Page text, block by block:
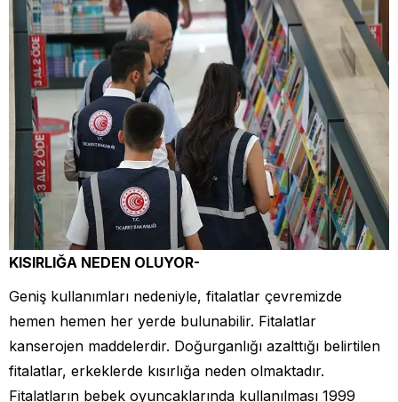
KISIRLIĞA NEDEN OLUYOR-
Geniş kullanımları nedeniyle, fitalatlar çevremizde
hemen hemen her yerde bulunabilir. Fitalatlar
kanserojen maddelerdir. Doğurganlığı azalttığı belirtilen
fitalatlar, erkeklerde kısırlığa neden olmaktadır.
Fitalatların bebek oyuncaklarında kullanılması 1999